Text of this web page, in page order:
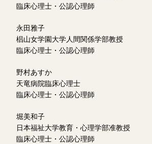
臨床心理士・公認心理師
永田雅子
椙山女学園大学人間関係学部教授
臨床心理士・公認心理師
野村あすか
天竜病院臨床心理士
臨床心理士・公認心理師
堀美和子
日本福祉大学教育・心理学部准教授
臨床心理士・公認心理師